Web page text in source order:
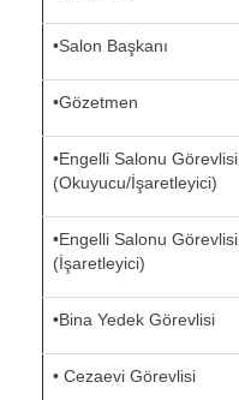
•Salon Başkanı
•Gözetmen
•Engelli Salonu Görevlisi
(Okuyucu/İşaretleyici)
•Engelli Salonu Görevlisi
(İşaretleyici)
•Bina Yedek Görevlisi
• Cezaevi Görevlisi